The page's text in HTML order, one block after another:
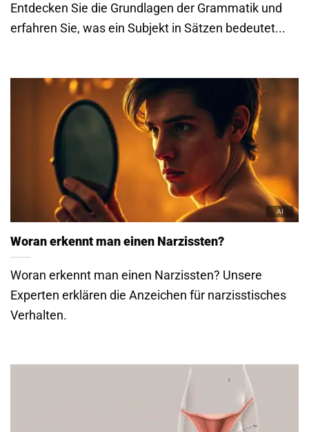
Entdecken Sie die Grundlagen der Grammatik und
erfahren Sie, was ein Subjekt in Sätzen bedeutet...
Woran erkennt man einen Narzissten?
Woran erkennt man einen Narzissten? Unsere
Experten erklären die Anzeichen für narzisstisches
Verhalten.